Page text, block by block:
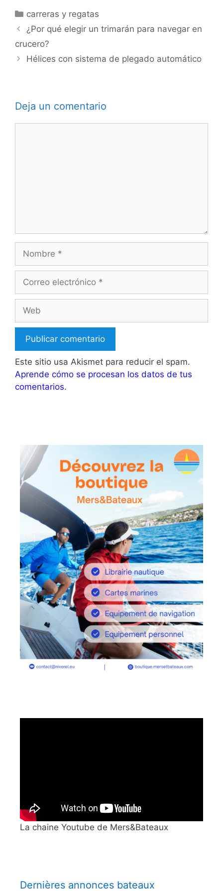
Categorías
carreras y regatas
¿Por qué elegir un trimarán para navegar en
crucero?
Hélices con sistema de plegado automático
Deja un comentario
Nombre
Correo
Web
Este sitio usa Akismet para reducir el spam.
Aprende cómo se procesan los datos de tus
comentarios.
La chaine Youtube de Mers&Bateaux
Dernières annonces bateaux